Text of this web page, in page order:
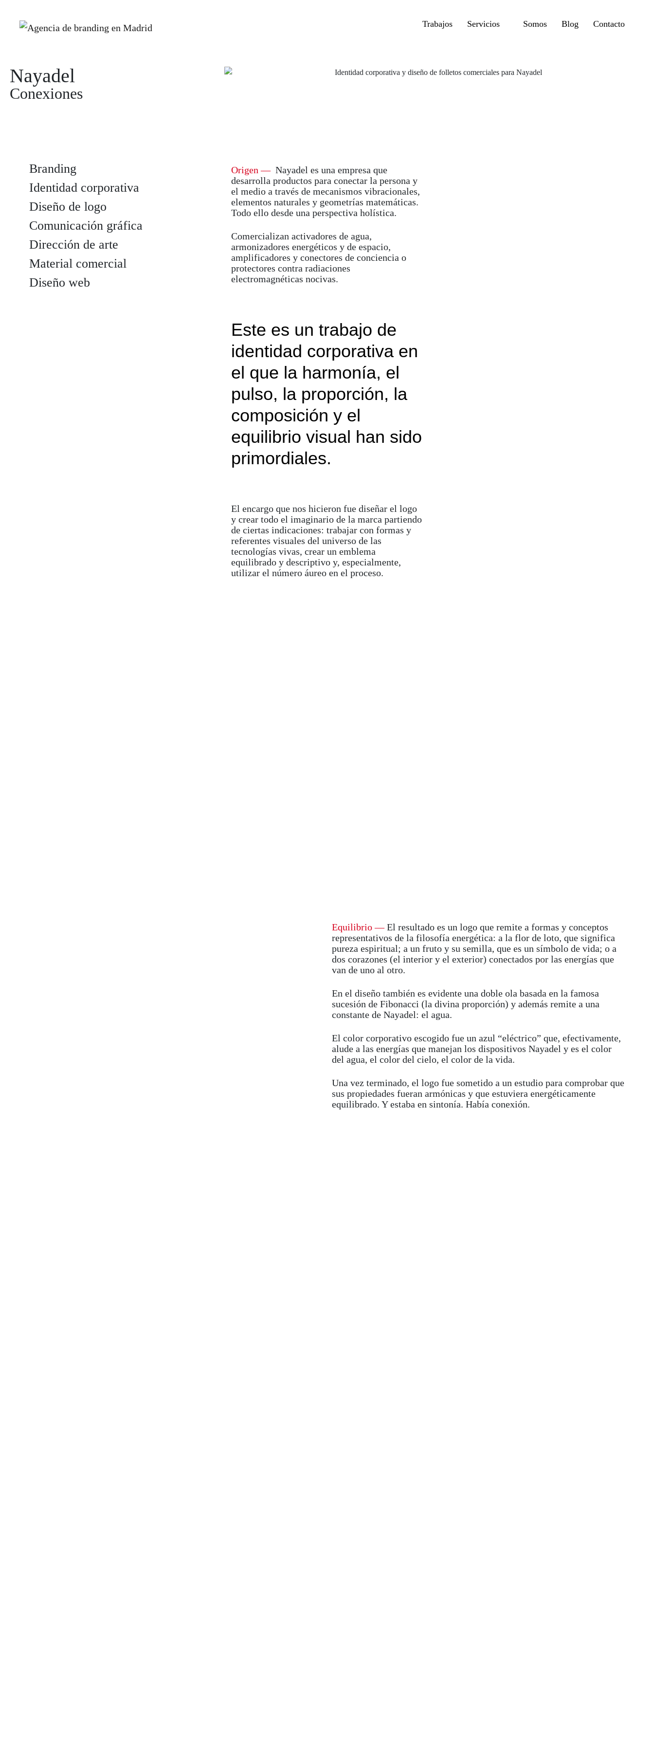
Trabajos Servicios Somos Blog Contacto
Nayadel
Conexiones
Branding
Identidad corporativa
Diseño de logo
Comunicación gráfica
Dirección de arte
Material comercial
Diseño web
Origen —Nayadel es una empresa que
desarrolla productos para conectar la persona y
el medio a través de mecanismos vibracionales,
elementos naturales y geometrías matemáticas.
Todo ello desde una perspectiva holística.
Comercializan activadores de agua,
armonizadores energéticos y de espacio,
amplificadores y conectores de conciencia o
protectores contra radiaciones
electromagnéticas nocivas.
Este es un trabajo de
identidad corporativa en
el que la harmonía, el
pulso, la proporción, la
composición y el
equilibrio visual han sido
primordiales.
El encargo que nos hicieron fue diseñar el logo
y crear todo el imaginario de la marca partiendo
de ciertas indicaciones: trabajar con formas y
referentes visuales del universo de las
tecnologías vivas, crear un emblema
equilibrado y descriptivo y, especialmente,
utilizar el número áureo en el proceso.
Equilibrio —El resultado es un logo que remite a formas y conceptos
representativos de la filosofía energética: a la flor de loto, que significa
pureza espiritual; a un fruto y su semilla, que es un símbolo de vida; o a
dos corazones (el interior y el exterior) conectados por las energías que
van de uno al otro.
En el diseño también es evidente una doble ola basada en la famosa
sucesión de Fibonacci (la divina proporción) y además remite a una
constante de Nayadel: el agua.
El color corporativo escogido fue un azul “eléctrico” que, efectivamente,
alude a las energías que manejan los dispositivos Nayadel y es el color
del agua, el color del cielo, el color de la vida.
Una vez terminado, el logo fue sometido a un estudio para comprobar que
sus propiedades fueran armónicas y que estuviera energéticamente
equilibrado. Y estaba en sintonía. Había conexión.